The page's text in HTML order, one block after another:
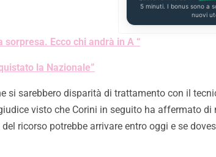
5 minuti. I bonus sono a
nuovi
sorpresa. Ecco chi andrà in A “
la Nazionale”
si sarebbero disparità di trattamento con il
visto che Corini in seguito ha affermato
ricorso potrebbe arrivare entro oggi e se